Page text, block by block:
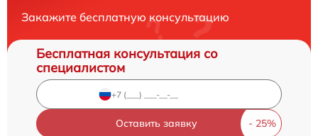
Закажите бесплатную консультацию
Бесплатная консультация со
специалистом
Оставить заявку